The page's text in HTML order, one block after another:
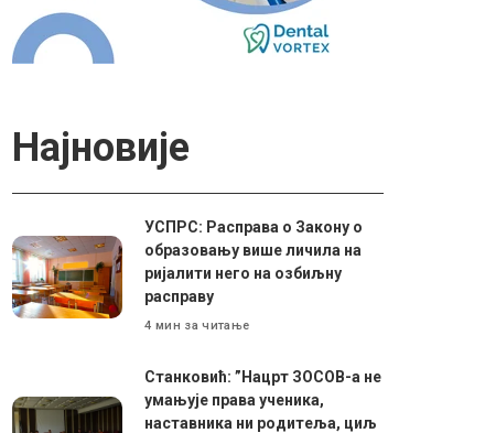
Најновије
УСПРС: Расправа о Закону о
образовању више личила на
ријалити него на озбиљну
расправу
4 мин за читање
Станковић: ”Нацрт ЗОСОВ-а не
умањује права ученика,
наставника ни родитеља, циљ